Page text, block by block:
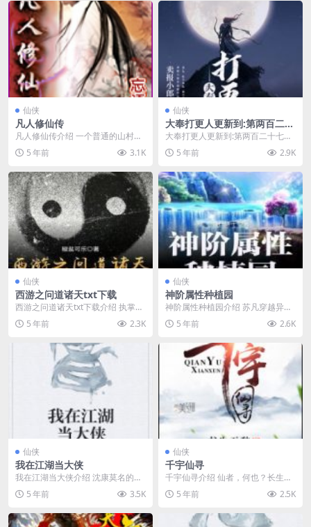
仙侠
凡人修仙传
凡人修仙传介绍 一个普通的山村穷
小子，偶然之下，进入到当地的江
湖小门派，成了一名...
5 年前 3.1K
仙侠
大奉打更人更新到:第两百二十
七章 备胎们的回信
大奉打更人更新到:第两百二十七章
备胎们的回信介绍 这个国际，有
儒；有道；有佛；...
5 年前 2.9K
仙侠
西游之问道诸天txt下载
西游之问道诸天txt下载介绍 执掌诸
天轮回钟，纵横诸天国际！穿越到
西游国际里，莫...
5 年前 2.3K
仙侠
神阶属性种植园
神阶属性种植园介绍 苏凡穿越异界
成了一名荣耀的高中教师，丹田有
一个能种特点的栽培...
5 年前 2.6K
仙侠
我在江湖当大侠
我在江湖当大侠介绍 沈康莫名的穿
越到了无数人朝思暮想的江湖武
林，这是一个武道至上...
5 年前 3.5K
仙侠
千宇仙寻
千宇仙寻介绍 仙者，何也？长生不
死，睥睨众生，举手投足可令六合
坍塌！寻仙一途，千...
5 年前 2.5K